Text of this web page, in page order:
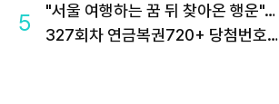
5
"서울 여행하는 꿈 뒤 찾아온 행운"…
327회차 연금복권720+ 당첨번호조